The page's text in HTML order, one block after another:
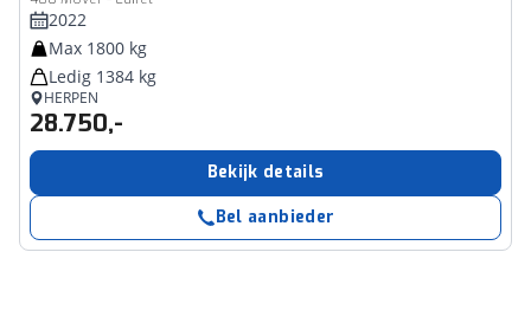
2022
Max 1800 kg
Ledig 1384 kg
HERPEN
28.750,-
Bekijk details
Bel aanbieder